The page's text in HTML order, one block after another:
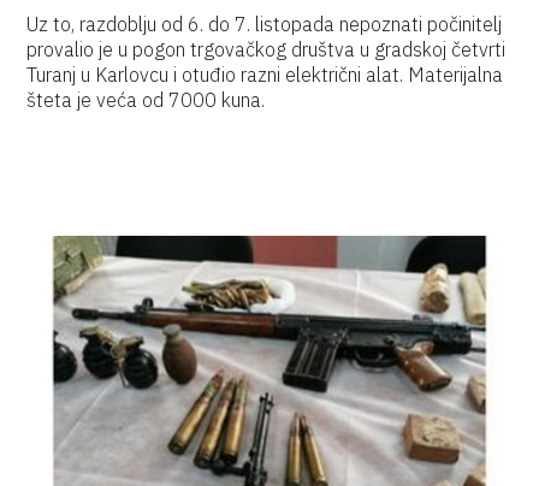
Uz to, razdoblju od 6. do 7. listopada nepoznati počinitelj
provalio je u pogon trgovačkog društva u gradskoj četvrti
Turanj u Karlovcu i otuđio razni električni alat. Materijalna
šteta je veća od 7000 kuna.